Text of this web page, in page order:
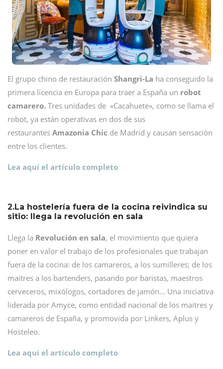
El grupo chino de restauración Shangri-La ha conseguido la
primera licencia en Europa para traer a España un robot
camarero. Tres unidades de «Cacahuete«, como se llama el
robot, ya están operativas en dos de sus
restaurantes Amazonia Chic de Madrid y causan sensación
entre los clientes.
Lea aquí el artículo completo
2.La hostelería fuera de la cocina reivindica su
sitio: llega la revolución en sala
Llega la Revolución en sala, el movimiento que quiera
poner en valor el trabajo de los profesionales que trabajan
fuera de la cocina: de los camareros, a los sumilleres; de los
maitres a los bartenders, pasando por baristas, maestros
cerveceros, mixólogos, cortadores de jamón… Una iniciativa
liderada por Amyce, como entidad nacional de los maitres y
camareros de España, y promovida por Linkers, Aplus y
Hosteleo.
Lea aquí el artículo completo